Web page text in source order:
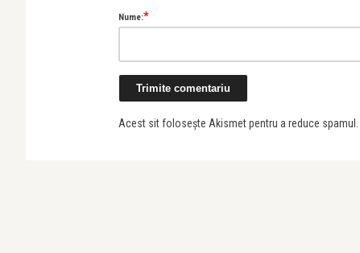
Nume:*
Acest sit folosește Akismet pentru a reduce spamul.